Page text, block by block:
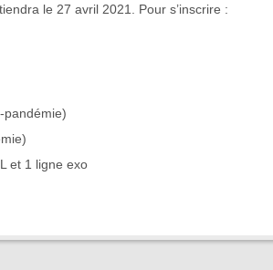
le 27 avril 2021. Pour s’inscrire :
pandémie)
et 1 ligne exo